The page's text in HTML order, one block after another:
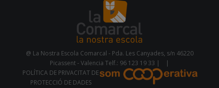
@ La Nostra Escola Comarcal - Pda. Les Canyades, s/n 46220
Picassent - Valencia Telf.: 96 123 19 33 |
|
POLÍTICA DE PRIVACITAT DE
PROTECCIÓ DE DADES